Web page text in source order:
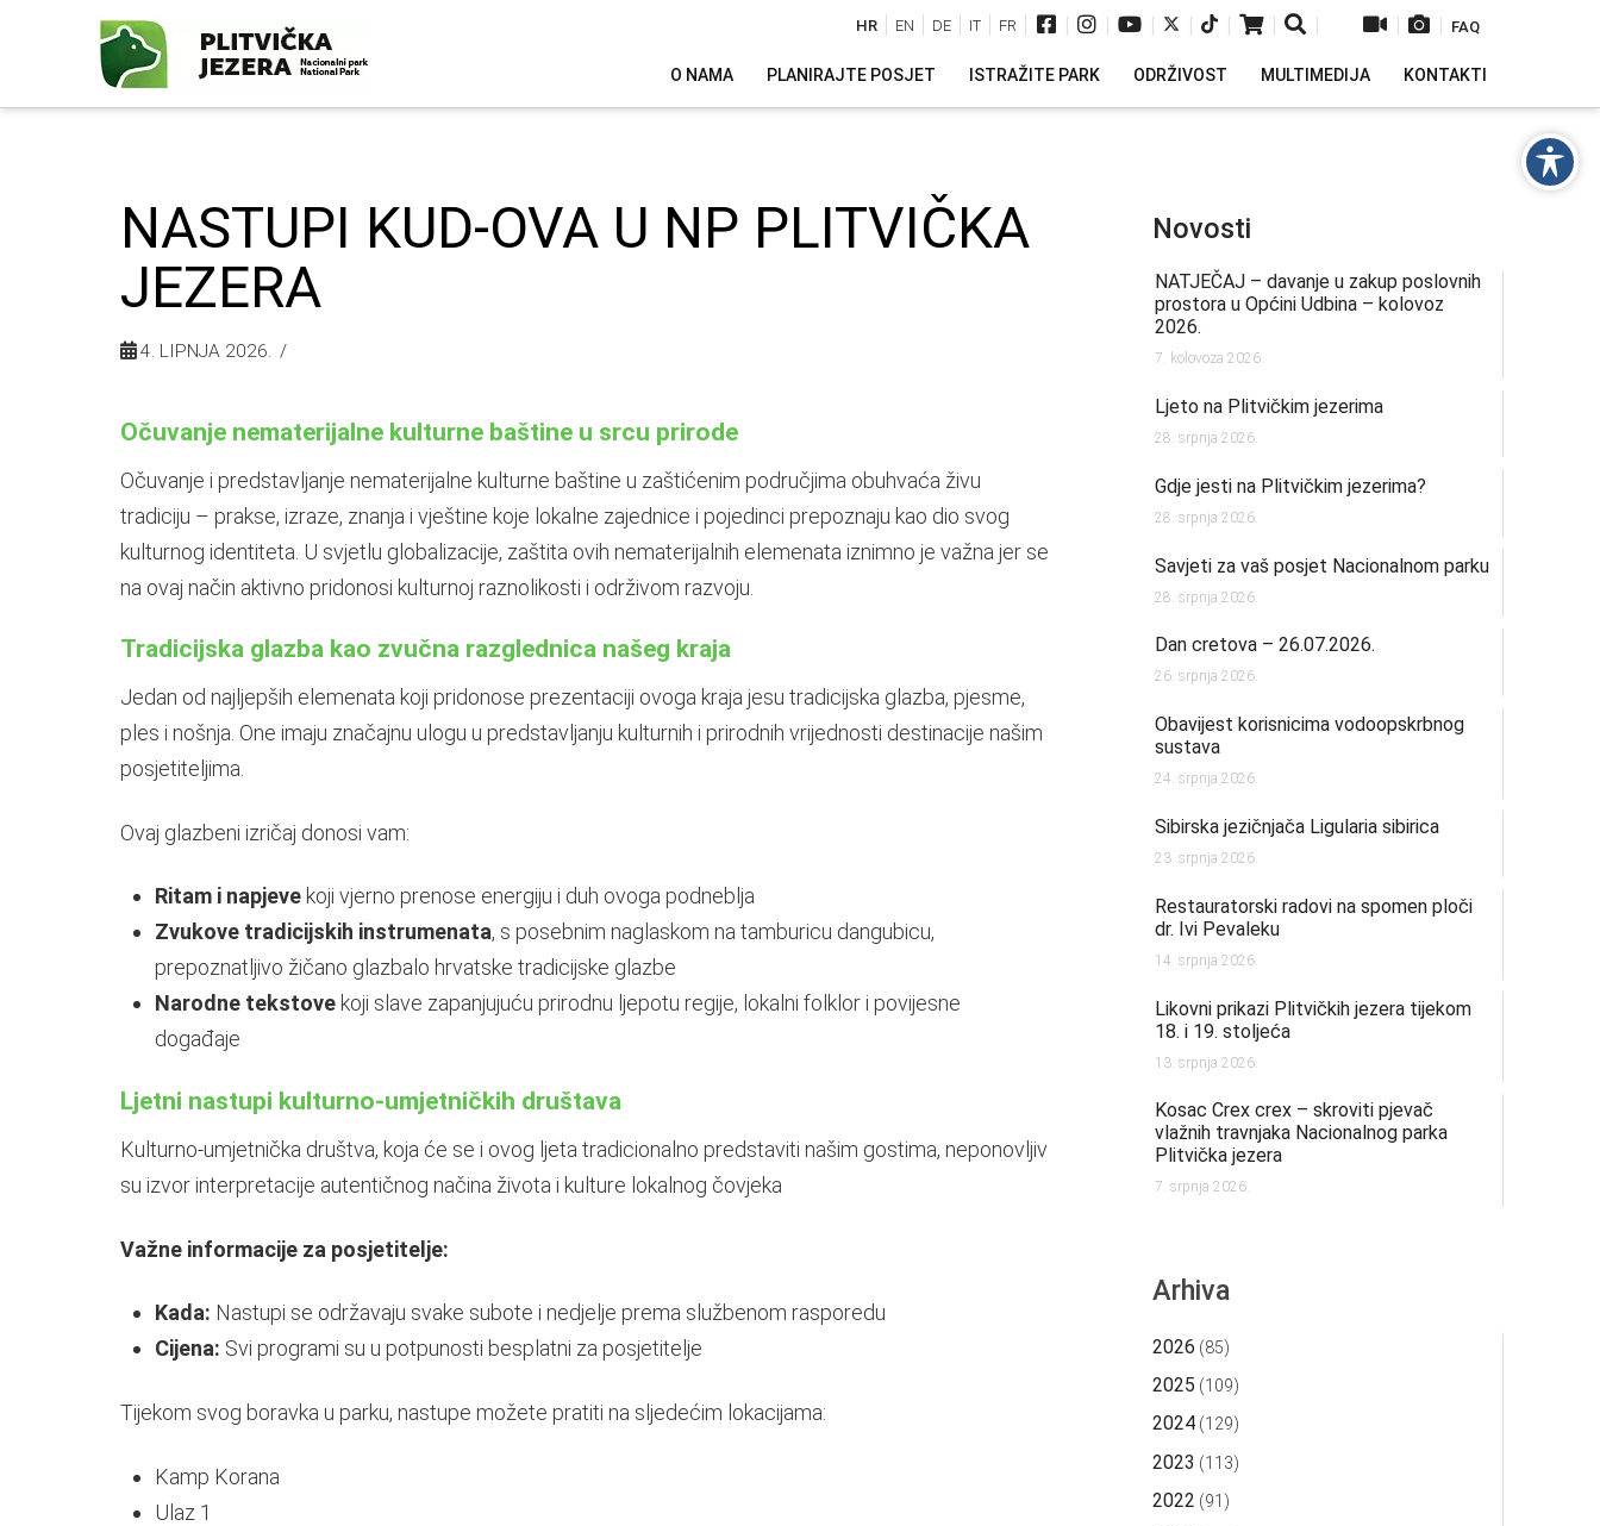
| | | | | | | | | FAQ
HR EN DE IT FR
O NAMA PLANIRAJTE POSJET ISTRAŽITE PARK ODRŽIVOST MULTIMEDIJA KONTAKTI
NASTUPI KUD-OVA U NP PLITVIČKA
JEZERA
4. LIPNJA 2026.
Očuvanje nematerijalne kulturne baštine u srcu prirode
Očuvanje i predstavljanje nematerijalne kulturne baštine u zaštićenim područjima obuhvaća živu
tradiciju – prakse, izraze, znanja i vještine koje lokalne zajednice i pojedinci prepoznaju kao dio svog
kulturnog identiteta. U svjetlu globalizacije, zaštita ovih nematerijalnih elemenata iznimno je važna jer se
na ovaj način aktivno pridonosi kulturnoj raznolikosti i održivom razvoju.
Tradicijska glazba kao zvučna razglednica našeg kraja
Jedan od najljepših elemenata koji pridonose prezentaciji ovoga kraja jesu tradicijska glazba, pjesme,
ples i nošnja. One imaju značajnu ulogu u predstavljanju kulturnih i prirodnih vrijednosti destinacije našim
posjetiteljima.
Ovaj glazbeni izričaj donosi vam:
Ritam i napjeve koji vjerno prenose energiju i duh ovoga podneblja
Zvukove tradicijskih instrumenata, s posebnim naglaskom na tamburicu dangubicu,
prepoznatljivo žičano glazbalo hrvatske tradicijske glazbe
Narodne tekstove koji slave zapanjujuću prirodnu ljepotu regije, lokalni folklor i povijesne
događaje
Ljetni nastupi kulturno-umjetničkih društava
Kulturno-umjetnička društva, koja će se i ovog ljeta tradicionalno predstaviti našim gostima, neponovljiv
su izvor interpretacije autentičnog načina života i kulture lokalnog čovjeka
Važne informacije za posjetitelje:
Kada: Nastupi se održavaju svake subote i nedjelje prema službenom rasporedu
Cijena: Svi programi su u potpunosti besplatni za posjetitelje
Tijekom svog boravka u parku, nastupe možete pratiti na sljedećim lokacijama:
Kamp Korana
Ulaz 1
Novosti
NATJEČAJ – davanje u zakup poslovnih
prostora u Općini Udbina – kolovoz
2026.
7. kolovoza 2026.
Ljeto na Plitvičkim jezerima
28. srpnja 2026.
Gdje jesti na Plitvičkim jezerima?
28. srpnja 2026.
Savjeti za vaš posjet Nacionalnom parku
28. srpnja 2026.
Dan cretova – 26.07.2026.
26. srpnja 2026.
Obavijest korisnicima vodoopskrbnog
sustava
24. srpnja 2026.
Sibirska jezičnjača Ligularia sibirica
23. srpnja 2026.
Restauratorski radovi na spomen ploči
dr. Ivi Pevaleku
14. srpnja 2026.
Likovni prikazi Plitvičkih jezera tijekom
18. i 19. stoljeća
13. srpnja 2026.
Kosac Crex crex – skroviti pjevač
vlažnih travnjaka Nacionalnog parka
Plitvička jezera
7. srpnja 2026.
Arhiva
2026 (85)
2025 (109)
2024 (129)
2023 (113)
2022 (91)